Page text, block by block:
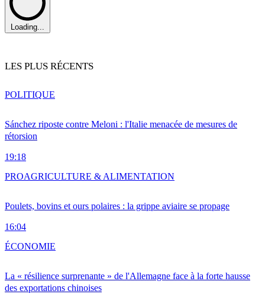
Loading...
LES PLUS RÉCENTS
Sánchez riposte contre Meloni : l'Italie menacée de mesures de
rétorsion
19:18
POLITIQUE
Poulets, bovins et ours polaires : la grippe aviaire se propage
16:04
PROAGRICULTURE & ALIMENTATION
La « résilience surprenante » de l'Allemagne face à la forte hausse
des exportations chinoises
ÉCONOMIE